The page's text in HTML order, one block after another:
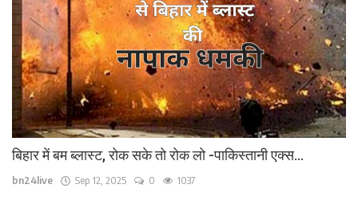
बिहार में बम ब्लास्ट, रोक सके तो रोक लो -पाकिस्तानी एक्स...
bn24live Sep 12, 2025 0 1037